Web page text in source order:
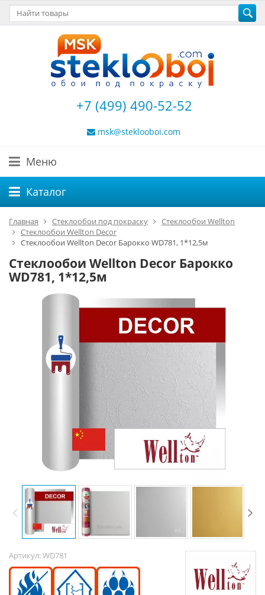
+7 (499) 490-52-52
msk@steklooboi.com
Меню
Каталог
Главная Стеклообои под покраску
Стеклообои Wellton
Стеклообои Wellton Decor
Стеклообои Wellton Decor Барокко WD781, 1*12,5м
Стеклообои Wellton Decor Барокко
WD781, 1*12,5м
Артикул:WD781